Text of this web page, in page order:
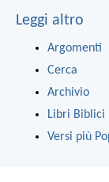
Leggi altro
Argomenti
Cerca
Archivio
Libri Biblici
Versi più